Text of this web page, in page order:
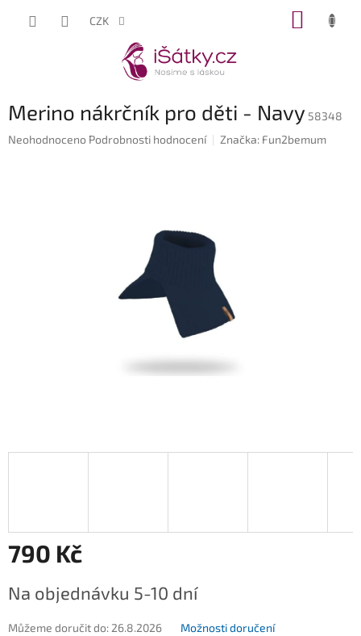
CZK
Merino nákrčník pro děti - Navy 58348
Průměrné
Neohodnoceno Podrobnosti hodnocení Značka: Fun2bemum
790 Kč
cena:
Na objednávku 5-10 dní
Můžeme doručit do: 26.8.2026 Možnosti doručení